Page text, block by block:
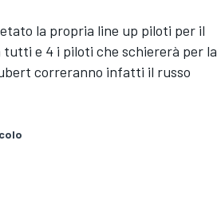
la propria line up piloti per il
tutti e 4 i piloti che schiererà per la
correranno infatti il russo